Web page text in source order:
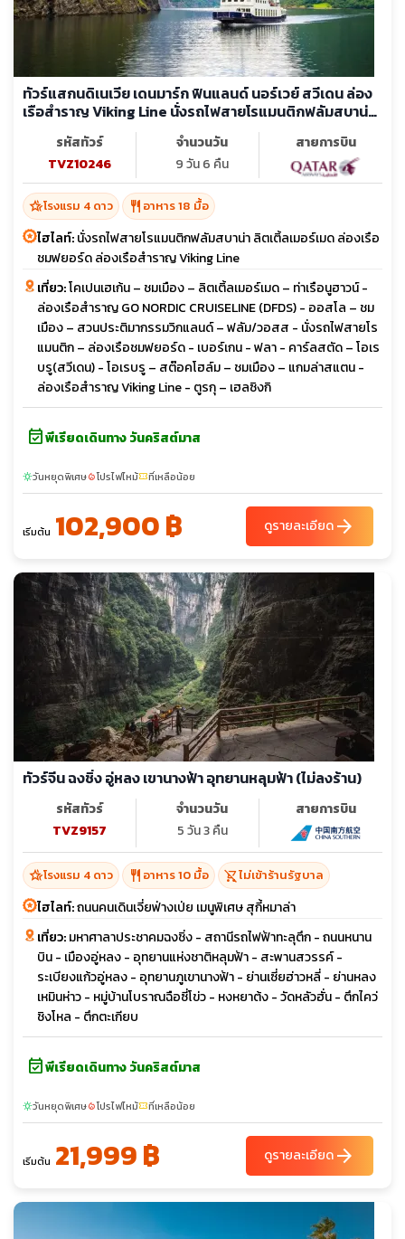
ทัวร์แสกนดิเนเวีย เดนมาร์ก ฟินแลนด์ นอร์เวย์ สวีเดน ล่อง
เรือสำราญ Viking Line นั่งรถไฟสายโรแมนติกฟลัมสบาน่า
ลิตเติ้ลเมอร์เมด ล่องเรือชมฟยอร์ด
รหัสทัวร์
TVZ10246
จำนวนวัน
9 วัน 6 คืน
สายการบิน
hotel_classโรงแรม 4 ดาว restaurant อาหาร 18 มื้อ
ไฮไลท์:นั่งรถไฟสายโรแมนติกฟลัมสบาน่า ลิตเติ้ลเมอร์เมด ล่องเรือ
ชมฟยอร์ด ล่องเรือสำราญ Viking Line
เที่ยว:โคเปนเฮเก้น – ชมเมือง – ลิตเติ้ลเมอร์เมด – ท่าเรือนูฮาวน์ -
ล่องเรือสำราญ GO NORDIC CRUISELINE (DFDS) - ออสโล – ชม
เมือง – สวนประติมากรรมวิกแลนด์ – ฟลัม/วอสส - นั่งรถไฟสายโร
แมนติก – ล่องเรือชมฟยอร์ด - เบอร์เกน - ฟลา - คาร์ลสตัด – โอเร
บรู(สวีเดน) - โอเรบรู – สต๊อคโฮล์ม – ชมเมือง – แกมล่าสแตน -
ล่องเรือสำราญ Viking Line - ตูรกุ – เฮลซิงกิ
event_availableพีเรียดเดินทาง วันคริสต์มาส
sunnyวันหยุดพิเศษlocal_fire_departmentโปรไฟไหม้confirmation_numberที่เหลือน้อย
เริ่มต้น 102,900 ฿ ดูรายละเอียดarrow_forward
ทัวร์จีน ฉงชิ่ง อู่หลง เขานางฟ้า อุทยานหลุมฟ้า (ไม่ลงร้าน)
รหัสทัวร์
TVZ9157
จำนวนวัน
5 วัน 3 คืน
สายการบิน
hotel_classโรงแรม 4 ดาว restaurant อาหาร 10 มื้อ shopping_cart_offไม่เข้าร้านรัฐบาล
ไฮไลท์:ถนนคนเดินเจี่ยฟ่างเป่ย เมนูพิเศษ สุกี้หมาล่า
เที่ยว:มหาศาลาประชาคมฉงชิ่ง - สถานีรถไฟฟ้าทะลุตึก - ถนนหนาน
บิน - เมืองอู่หลง - อุทยานแห่งชาติหลุมฟ้า - สะพานสวรรค์ -
ระเบียงแก้วอู่หลง - อุทยานภูเขานางฟ้า - ย่านเซี่ยฮ่าวหลี่ - ย่านหลง
เหมินห่าว - หมู่บ้านโบราณฉือซี่โข่ว - หงหยาต้ง - วัดหลัวฮั่น - ตึกไคว่
ชิงโหล - ตึกตะเกียบ
event_availableพีเรียดเดินทาง วันคริสต์มาส
sunnyวันหยุดพิเศษlocal_fire_departmentโปรไฟไหม้confirmation_numberที่เหลือน้อย
เริ่มต้น 21,999 ฿ ดูรายละเอียดarrow_forward